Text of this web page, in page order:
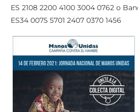
ES 2108 2200 4100 3004 0762 o
ES34 0075 5701 2407 0370 1456